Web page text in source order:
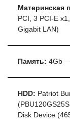
Материнская
PCI, 3 PCI-E
Gigabit LAN)
Память: 4Gb
HDD: Patriot
Disk Device